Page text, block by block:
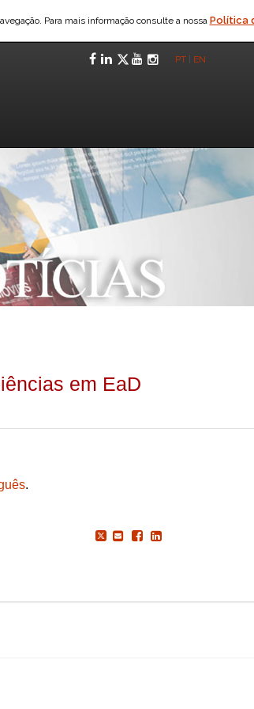
Para mais informação consulte a nossa Política
Facebook
LinkedIn
Twitter
YouTube
PT EN
em EaD
.